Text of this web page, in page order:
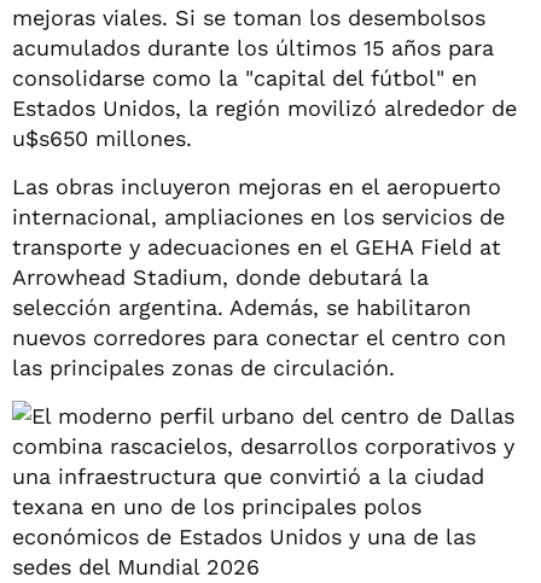
mejoras viales. Si se toman los desembolsos
acumulados durante los últimos 15 años para
consolidarse como la "capital del fútbol" en
Estados Unidos, la región movilizó alrededor de
u$s650 millones.
Las obras incluyeron mejoras en el aeropuerto
internacional, ampliaciones en los servicios de
transporte y adecuaciones en el GEHA Field at
Arrowhead Stadium, donde debutará la
selección argentina. Además, se habilitaron
nuevos corredores para conectar el centro con
las principales zonas de circulación.